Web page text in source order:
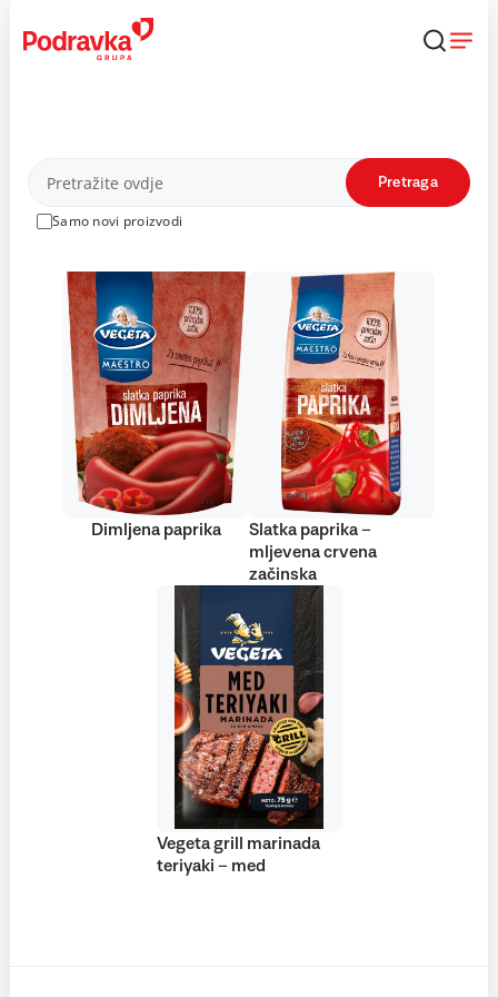
content
Proizvodi
Samo novi proizvodi
Pretraga
Dimljena paprika
Slatka paprika –
mljevena crvena
začinska
Vegeta grill marinada
teriyaki – med